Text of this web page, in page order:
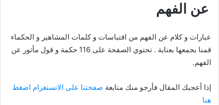
عن الفهم
عبارات و كلام عن الفهم من اقتباسات و كلمات المشاهير و الحكماء
قمنا بجمعها بعناية . تحتوي الصفحة على 116 حكمة و قول مأثور عن
الفهم.
إذا أعجبك المقال فأرجو منك متابعة صفحتنا على الانستغرام اضغط
هنا